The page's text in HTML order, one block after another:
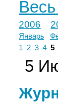
2006
Январь
1
2 3 4 5
5